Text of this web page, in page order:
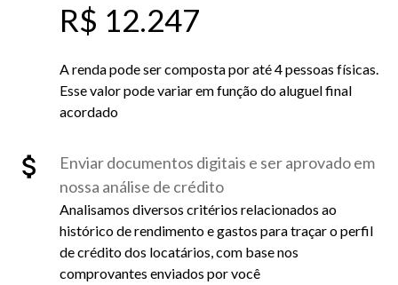
R$ 12.247
A renda pode ser composta por até 4 pessoas físicas.
Esse valor pode variar em função do aluguel final
acordado
Enviar documentos digitais e ser aprovado em
nossa análise de crédito
Analisamos diversos critérios relacionados ao
histórico de rendimento e gastos para traçar o perfil
de crédito dos locatários, com base nos
comprovantes enviados por você